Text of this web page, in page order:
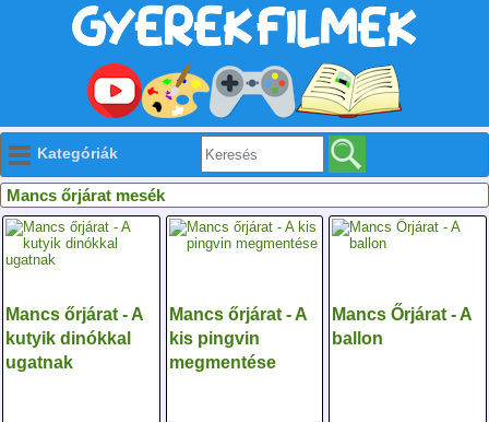
Kategóriák
Mancs őrjárat mesék
Mancs őrjárat - A
kutyik dinókkal
ugatnak
Mancs őrjárat - A
kis pingvin
megmentése
Mancs Őrjárat - A
ballon